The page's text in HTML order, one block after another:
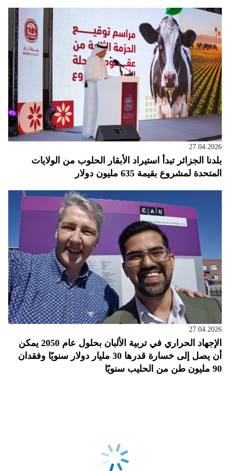
27.04.2026
بلدنا الجزائر تبدأ استيراد الأبقار الحلوب من الولايات
المتحدة لمشروع بقيمة 635 مليون دولار
27.04.2026
الإجهاد الحراري في تربية الألبان بحلول عام 2050 يمكن
أن يصل إلى خسارة قدرها 30 مليار دولار سنويًا وفقدان
90 مليون طن من الحليب سنويًا